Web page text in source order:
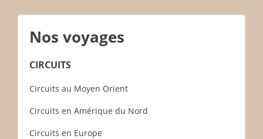
Nos voyages
CIRCUITS
Circuits au Moyen Orient
Circuits en Amérique du Nord
Circuits en Europe